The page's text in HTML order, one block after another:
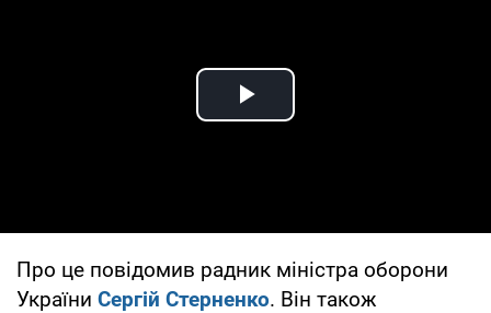
Play Video
Про це повідомив радник міністра оборони
України Сергій Стерненко. Він також